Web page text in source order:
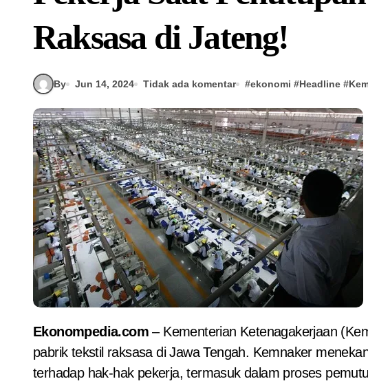
Raksasa di Jateng!
By Jun 14, 2024 Tidak ada komentar #ekonomi #Headline #
Ekonompedia.com – Kementerian Ketenagakerjaan
pabrik tekstil raksasa di Jawa Tengah. Kemnaker
terhadap hak-hak pekerja, termasuk dalam proses